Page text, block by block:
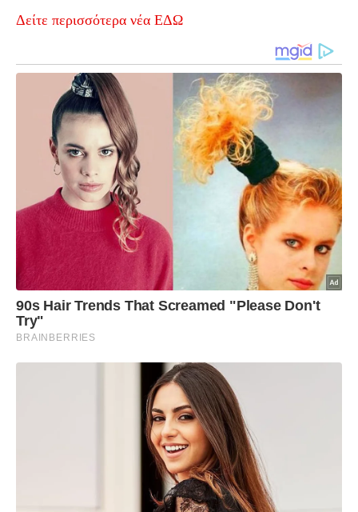
Δείτε περισσότερα νέα ΕΔΩ